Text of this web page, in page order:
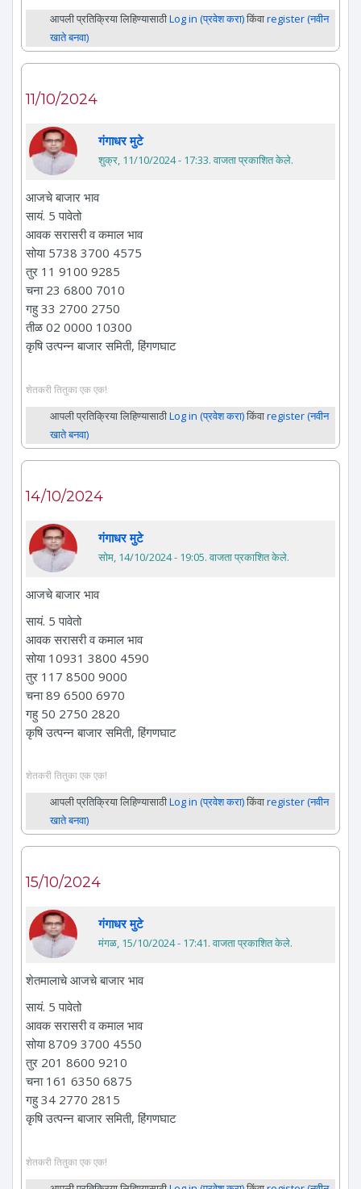
आपली प्रतिक्रिया लिहिण्यासाठीLog in (प्रवेश करा)किंवाregister (नवीन
खाते बनवा)
11/10/2024
गंगाधर मुटे
शुक्र, 11/10/2024 - 17:33. वाजता प्रकाशित केले.
आजचे बाजार भाव
सायं. 5 पावेतो
आवक सरासरी व कमाल भाव
सोया 5738 3700 4575
तुर 11 9100 9285
चना 23 6800 7010
गहु 33 2700 2750
तीळ 02 0000 10300
कृषि उत्पन्न बाजार समिती, हिंगणघाट
शेतकरी तितुका एक एक!
आपली प्रतिक्रिया लिहिण्यासाठीLog in (प्रवेश करा)किंवाregister (नवीन
खाते बनवा)
14/10/2024
गंगाधर मुटे
सोम, 14/10/2024 - 19:05. वाजता प्रकाशित केले.
आजचे बाजार भाव
सायं. 5 पावेतो
आवक सरासरी व कमाल भाव
सोया 10931 3800 4590
तुर 117 8500 9000
चना 89 6500 6970
गहु 50 2750 2820
कृषि उत्पन्न बाजार समिती, हिंगणघाट
शेतकरी तितुका एक एक!
आपली प्रतिक्रिया लिहिण्यासाठीLog in (प्रवेश करा)किंवाregister (नवीन
खाते बनवा)
15/10/2024
गंगाधर मुटे
मंगळ, 15/10/2024 - 17:41. वाजता प्रकाशित केले.
शेतमालाचे आजचे बाजार भाव
सायं. 5 पावेतो
आवक सरासरी व कमाल भाव
सोया 8709 3700 4550
तुर 201 8600 9210
चना 161 6350 6875
गहु 34 2770 2815
कृषि उत्पन्न बाजार समिती, हिंगणघाट
शेतकरी तितुका एक एक!